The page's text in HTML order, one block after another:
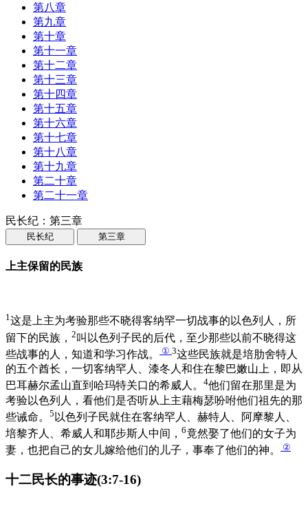
第八章
第九章
第十章
第十一章
第十二章
第十三章
第十四章
第十五章
第十六章
第十七章
第十八章
第十九章
第二十章
第二十一章
民长纪：第三章
民长纪 第三章
上主保留的民族
1这是上主为考验那些不晓得客纳罕一切战事的以色列人，所
留下的民族， 2叫以色列子民的后代，至少那些以前不晓得这
些战事的人，知道和学习作战。
① 3这些民族就是培肋舍特人
的五个酋长，一切客纳罕人、漆冬人和住在黎巴嫩山上，即从
巴耳赫尔孟山直到哈玛特关口的希威人。 4他们留在那里是为
考验以色列人，看他们是否听从上主藉梅瑟吩咐他们祖先的那
些诫命。 5 以色列子民就住在客纳罕人、赫特人、阿摩黎人、
培黎齐人、希威人和耶步斯人中间， 6竟然娶了他们的女子为
妻，也把自己的女儿嫁给他们的儿子，事奉了他们的神。
②
十二民长的事迹(3:7-16)